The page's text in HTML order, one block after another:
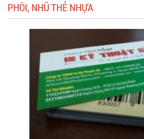
PHÔI, NHŨ THẺ NHỰA